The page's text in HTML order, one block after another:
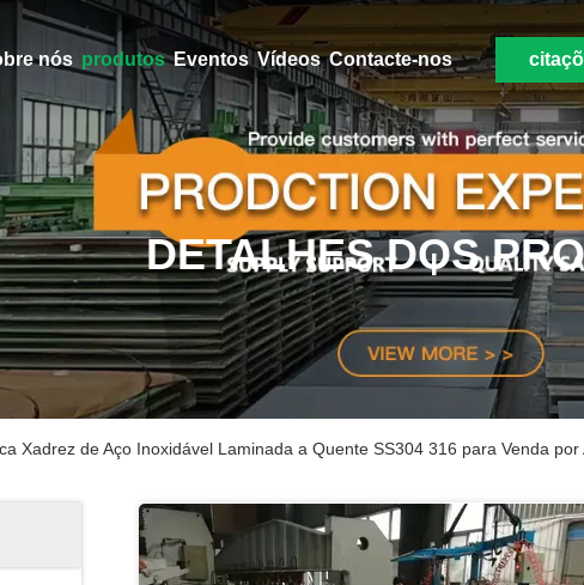
nós produtos Eventos Vídeos Contacte-nos
DETALHES DOS
Xadrez de Aço Inoxidável Laminada a Quente SS304 316 para Venda